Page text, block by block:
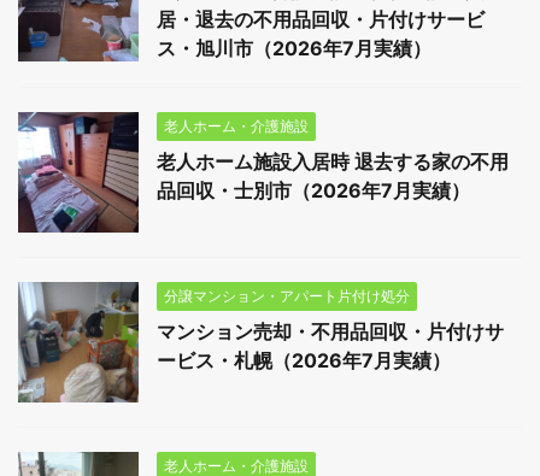
居・退去の不用品回収・片付けサービ
ス・旭川市（2026年7月実績）
老人ホーム・介護施設
老人ホーム施設入居時 退去する家の不用
品回収・士別市（2026年7月実績）
分譲マンション・アパート片付け処分
マンション売却・不用品回収・片付けサ
ービス・札幌（2026年7月実績）
老人ホーム・介護施設